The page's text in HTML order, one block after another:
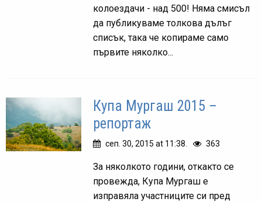
колоездачи - над 500! Няма смисъл
да публикуваме толкова дълъг
списък, така че копираме само
първите няколко...
Купа Мургаш 2015 –
репортаж
сеп. 30, 2015 at 11:38. 363
За няколкото години, откакто се
провежда, Купа Мургаш е
изправяла участниците си пред